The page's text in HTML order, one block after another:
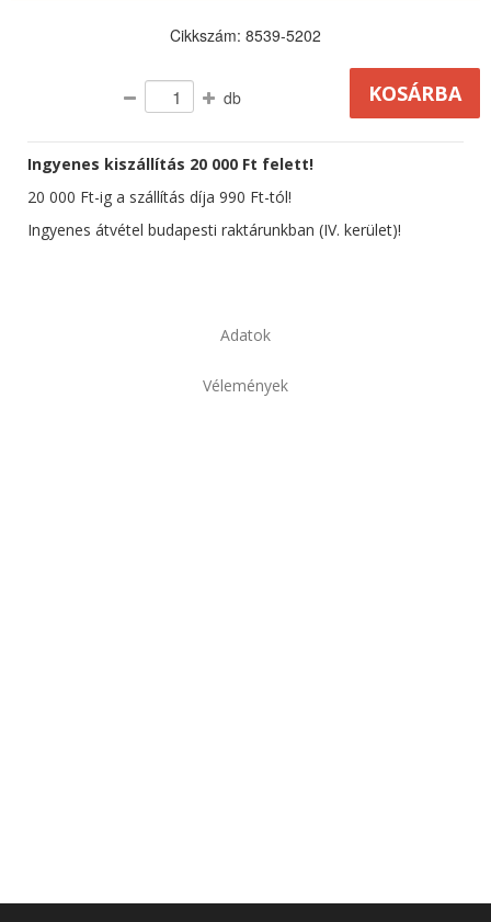
Cikkszám: 8539-5202
db
Ingyenes kiszállítás 20 000 Ft felett!
20 000 Ft-ig a szállítás díja 990 Ft-tól!
Ingyenes átvétel budapesti raktárunkban (IV. kerület)!
Adatok
Vélemények